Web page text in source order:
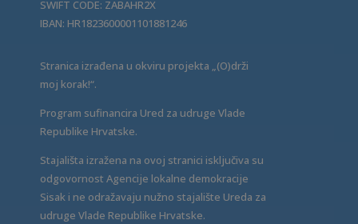
SWIFT CODE: ZABAHR2X
IBAN: HR1823600001101881246
Stranica izrađena u okviru projekta „(O)drži
moj korak!“.
Program sufinancira Ured za udruge Vlade
Republike Hrvatske.
Stajališta izražena na ovoj stranici isključiva su
odgovornost Agencije lokalne demokracije
Sisak i ne odražavaju nužno stajalište Ureda za
udruge Vlade Republike Hrvatske.